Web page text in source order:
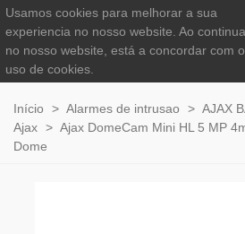
Início > Alarmes de intrusao > AJAX
Ajax > Ajax DomeCam Mini HL 5 MP
Dome
Usamos cookies para melhorar a sua
experiencia no nosso website. Ao
no nosso website, está a concordar com o
uso de cookies.